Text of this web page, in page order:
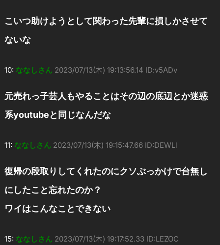
こいつ助けようとして関わった先輩に損しかさせて
ないな
10: ななしさん 2023/07/13(木) 19:13:56.14 ID:v5ADv
元売れっ子芸人もやることはその辺の底辺とか迷惑
系youtubeと同じなんだな
11: ななしさん 2023/07/13(木) 19:15:47.66 ID:DEWLl
復帰の段取りしてくれたのにクソぶっかけで台無し
にしたこと忘れたのか？
ワイはこんなことできない
15: ななしさん 2023/07/13(木) 19:17:52.33 ID:LEZOC